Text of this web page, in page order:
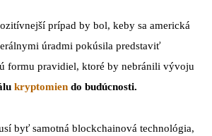
prípad by bol, keby sa americká
úradmi pokúsila predstaviť
formu pravidiel, ktoré by nebránili vývoju
kryptomien do budúcnosti.
byť samotná blockchainová technológia,